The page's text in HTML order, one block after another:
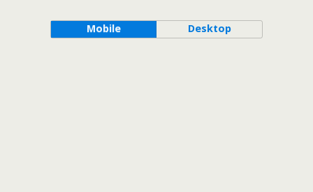
Mobile Desktop